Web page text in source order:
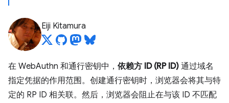
Eiji Kitamura
在 WebAuthn 和通行密钥中， 依赖方 ID (RP ID) 通过域名
指定凭据的作用范围。创建通行密钥时，浏览器会将其与特
定的 RP ID 相关联。然后，浏览器会阻止在与该 ID 不匹配